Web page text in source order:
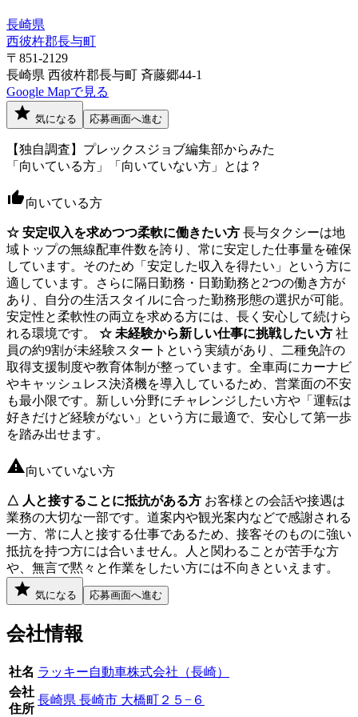
長崎県
西彼杵郡長与町
〒851-2129
長崎県 西彼杵郡長与町 斉藤郷44-1
Google Mapで見る
気になる 応募画面へ進む
【独自調査】プレックスジョブ編集部からみた
「向いている方」「向いていない方」とは？
向いている方
☆ 安定収入を求めつつ柔軟に働きたい方 長与タクシーは地
域トップの無線配車件数を誇り、常に安定した仕事量を確保
しています。そのため「安定した収入を得たい」という方に
適しています。さらに隔日勤務・日勤勤務と2つの働き方が
あり、自分の生活スタイルに合った勤務形態の選択が可能。
安定性と柔軟性の両立を求める方には、長く安心して続けら
れる環境です。 ☆ 未経験から新しい仕事に挑戦したい方 社
員の約9割が未経験スタートという実績があり、二種免許の
取得支援制度や教育体制が整っています。全車両にカーナビ
やキャッシュレス決済機を導入しているため、営業面の不安
も最小限です。新しい分野にチャレンジしたい方や「運転は
好きだけど経験がない」という方に最適で、安心して第一歩
を踏み出せます。
向いていない方
△ 人と接することに抵抗がある方 お客様との会話や接遇は
業務の大切な一部です。道案内や観光案内などで感謝される
一方、常に人と接する仕事であるため、接客そのものに強い
抵抗を持つ方には合いません。人と関わることが苦手な方
や、無言で黙々と作業をしたい方には不向きといえます。
気になる 応募画面へ進む
会社情報
社名 ラッキー自動車株式会社（長崎）
会社
住所
長崎県 長崎市 大橋町２５−６